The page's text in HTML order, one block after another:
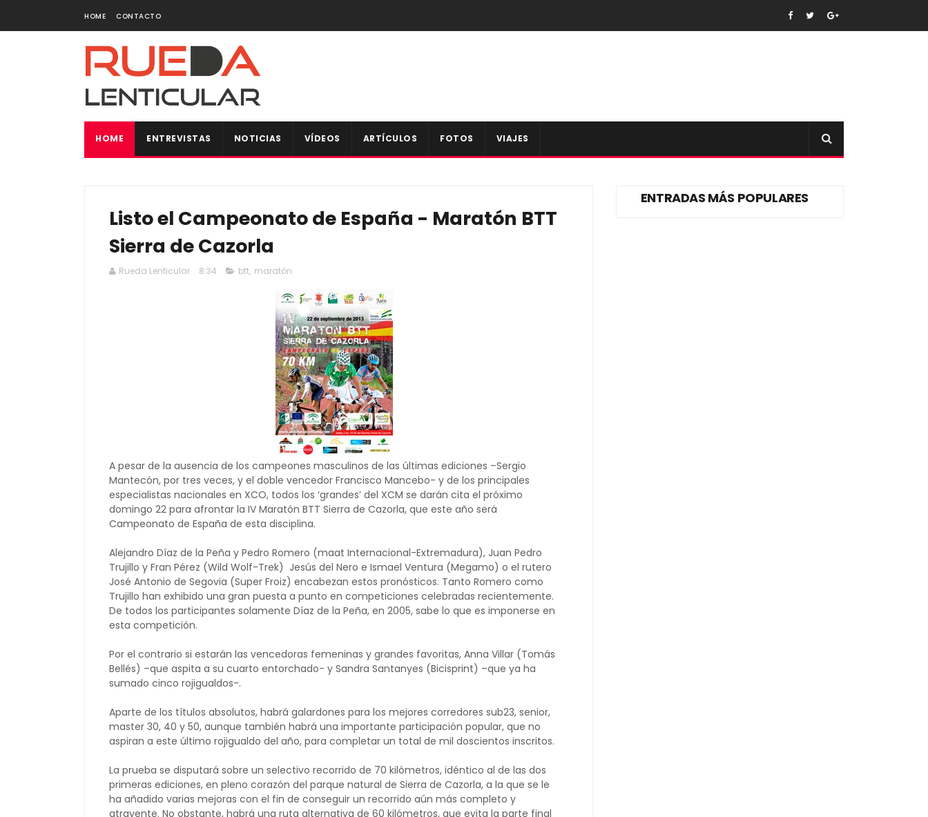
HOME CONTACTO
HOME ENTREVISTAS NOTICIAS VÍDEOS ARTÍCULOS FOTOS VIAJES
Listo el Campeonato de España - Maratón BTT
Sierra de Cazorla
Rueda Lenticular 8:34 btt, maratón
A pesar de la ausencia de los campeones masculinos de las últimas ediciones –Sergio
Mantecón, por tres veces, y el doble vencedor Francisco Mancebo- y de los principales
especialistas nacionales en XCO, todos los ‘grandes’ del XCM se darán cita el próximo
domingo 22 para afrontar la IV Maratón BTT Sierra de Cazorla, que este año será
Campeonato de España de esta disciplina.
Alejandro Díaz de la Peña y Pedro Romero (maat Internacional-Extremadura), Juan Pedro
Trujillo y Fran Pérez (Wild Wolf-Trek) Jesús del Nero e Ismael Ventura (Megamo) o el rutero
José Antonio de Segovia (Super Froiz) encabezan estos pronósticos. Tanto Romero como
Trujillo han exhibido una gran puesta a punto en competiciones celebradas recientemente.
De todos los participantes solamente Díaz de la Peña, en 2005, sabe lo que es imponerse en
esta competición.
Por el contrario si estarán las vencedoras femeninas y grandes favoritas, Anna Villar (Tomás
Bellés) –que aspita a su cuarto entorchado- y Sandra Santanyes (Bicisprint) –que ya ha
sumado cinco rojigualdos-.
Aparte de los títulos absolutos, habrá galardones para los mejores corredores sub23, senior,
master 30, 40 y 50, aunque también habrá una importante participación popular, que no
aspiran a este último rojigualdo del año, para completar un total de mil doscientos inscritos.
La prueba se disputará sobre un selectivo recorrido de 70 kilómetros, idéntico al de las dos
primeras ediciones, en pleno corazón del parque natural de Sierra de Cazorla, a la que se le
ha añadido varias mejoras con el fin de conseguir un recorrido aún más completo y
atrayente. No obstante, habrá una ruta alternativa de 60 kilómetros, que evita la parte final
ENTRADAS MÁS POPULARES